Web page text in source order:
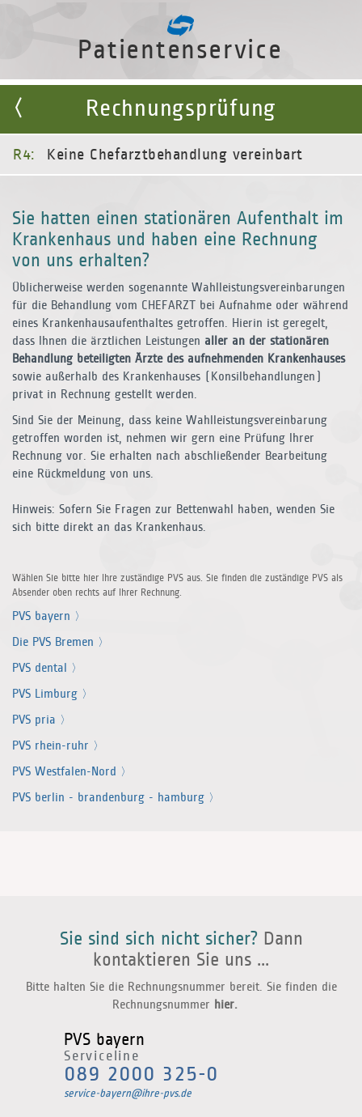
Patientenservice
Rechnungsprüfung
R4: Keine Chefarztbehandlung vereinbart
Sie hatten einen stationären Aufenthalt im
Krankenhaus und haben eine Rechnung
von uns erhalten?
Üblicherweise werden sogenannte Wahlleistungsvereinbarungen
für die Behandlung vom CHEFARZT bei Aufnahme oder während
eines Krankenhausaufenthaltes getroffen. Hierin ist geregelt,
dass Ihnen die ärztlichen Leistungen aller an der stationären
Behandlung beteiligten Ärzte des aufnehmenden Krankenhauses
sowie außerhalb des Krankenhauses (Konsilbehandlungen)
privat in Rechnung gestellt werden.
Sind Sie der Meinung, dass keine Wahlleistungsvereinbarung
getroffen worden ist, nehmen wir gern eine Prüfung Ihrer
Rechnung vor. Sie erhalten nach abschließender Bearbeitung
eine Rückmeldung von uns.
Hinweis: Sofern Sie Fragen zur Bettenwahl haben, wenden Sie
sich bitte direkt an das Krankenhaus.
Wählen Sie bitte hier Ihre zuständige PVS aus. Sie finden die zuständige PVS als
Absender oben rechts auf Ihrer Rechnung.
PVS bayern
Die PVS Bremen
PVS dental
PVS Limburg
PVS pria
PVS rhein-ruhr
PVS Westfalen-Nord
PVS berlin - branden­burg - hamburg
Sie sind sich nicht sicher? Dann
kontaktieren Sie uns ...
Bitte halten Sie die Rechnungsnummer bereit. Sie finden die
Rechnungsnummer hier.
PVS bayern
Serviceline
089 2000 325-0
service-bayern@ihre-pvs.de